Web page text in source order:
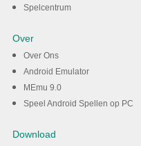
Spelcentrum
Over
Over Ons
Android Emulator
MEmu 9.0
Speel Android Spellen op PC
Download